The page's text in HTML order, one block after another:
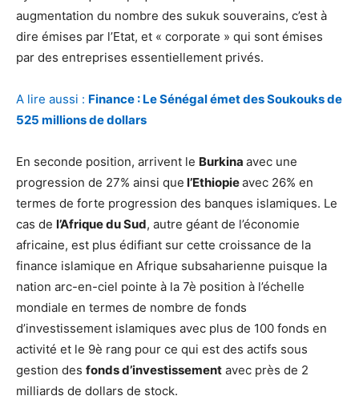
augmentation du nombre des sukuk souverains, c’est à
dire émises par l’Etat, et « corporate » qui sont émises
par des entreprises essentiellement privés.
A lire aussi : Finance : Le Sénégal émet des Soukouks de
525 millions de dollars
En seconde position, arrivent le Burkina avec une
progression de 27% ainsi que l’Ethiopieavec 26% en
termes de forte progression des banques islamiques. Le
cas de l’Afrique du Sud, autre géant de l’économie
africaine, est plus édifiant sur cette croissance de la
finance islamique en Afrique subsaharienne puisque la
nation arc-en-ciel pointe à la 7è position à l’échelle
mondiale en termes de nombre de fonds
d’investissement islamiques avec plus de 100 fonds en
activité et le 9è rang pour ce qui est des actifs sous
gestion des fonds d’investissement avec près de 2
milliards de dollars de stock.